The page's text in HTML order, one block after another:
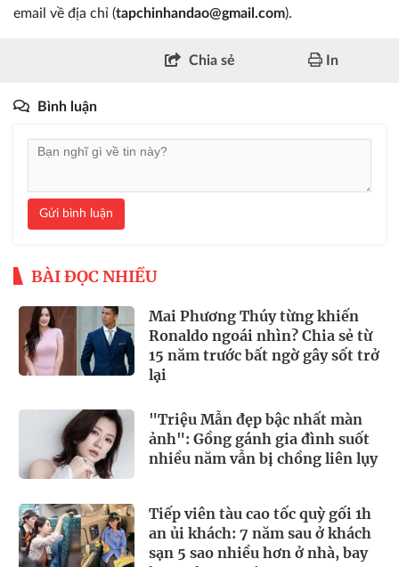
email về địa chỉ (tapchinhandao@gmail.com).
Chia sẻ In
Bình luận
Gửi bình luận
BÀI ĐỌC NHIỀU
Mai Phương Thúy từng khiến
Ronaldo ngoái nhìn? Chia sẻ từ
15 năm trước bất ngờ gây sốt trở
lại
"Triệu Mẫn đẹp bậc nhất màn
ảnh": Gồng gánh gia đình suốt
nhiều năm vẫn bị chồng liên lụy
Tiếp viên tàu cao tốc quỳ gối 1h
an ủi khách: 7 năm sau ở khách
sạn 5 sao nhiều hơn ở nhà, bay